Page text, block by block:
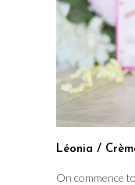
Léonia /
On commence